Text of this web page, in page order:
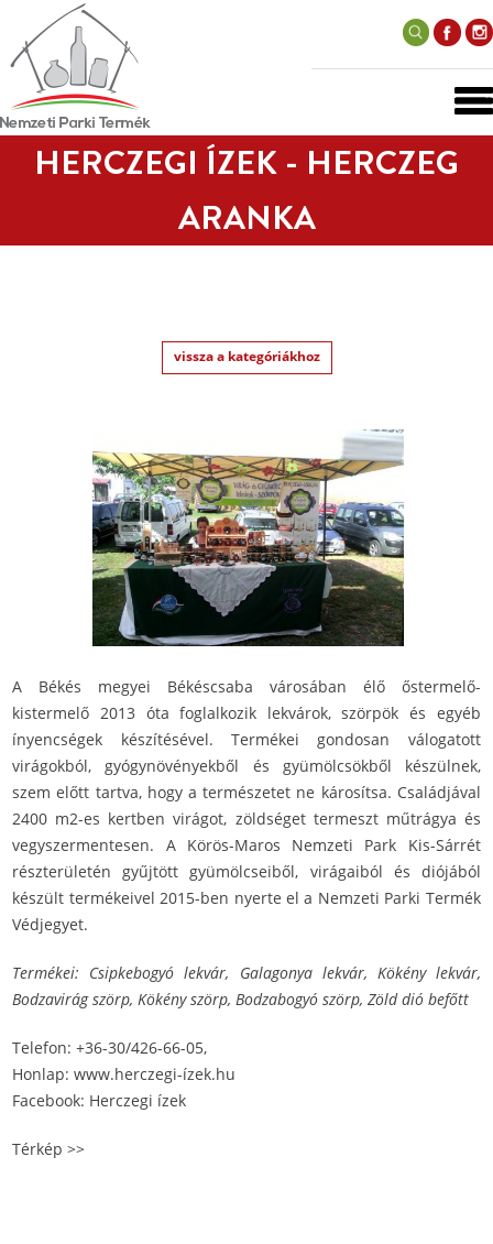
HERCZEGI ÍZEK - HERCZEG
ARANKA
vissza a kategóriákhoz
A Békés megyei Békéscsaba városában élő őstermelő-
kistermelő 2013 óta foglalkozik lekvárok, szörpök és egyéb
ínyencségek készítésével. Termékei gondosan válogatott
virágokból, gyógynövényekből és gyümölcsökből készülnek,
szem előtt tartva, hogy a természetet ne károsítsa. Családjával
2400 m2-es kertben virágot, zöldséget termeszt műtrágya és
vegyszermentesen. A Körös-Maros Nemzeti Park Kis-Sárrét
részterületén gyűjtött gyümölcseiből, virágaiból és diójából
készült termékeivel 2015-ben nyerte el a Nemzeti Parki Termék
Védjegyet.
Termékei: Csipkebogyó lekvár, Galagonya lekvár, Kökény lekvár,
Bodzavirág szörp, Kökény szörp, Bodzabogyó szörp, Zöld dió befőtt
Telefon: +36-30/426-66-05,
Honlap:www.herczegi-ízek.hu
Facebook: Herczegi ízek
Térkép >>